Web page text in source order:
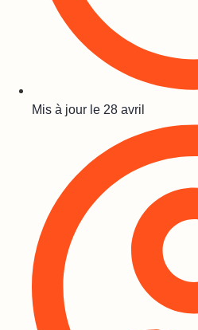
Mis à jour le 28 avril